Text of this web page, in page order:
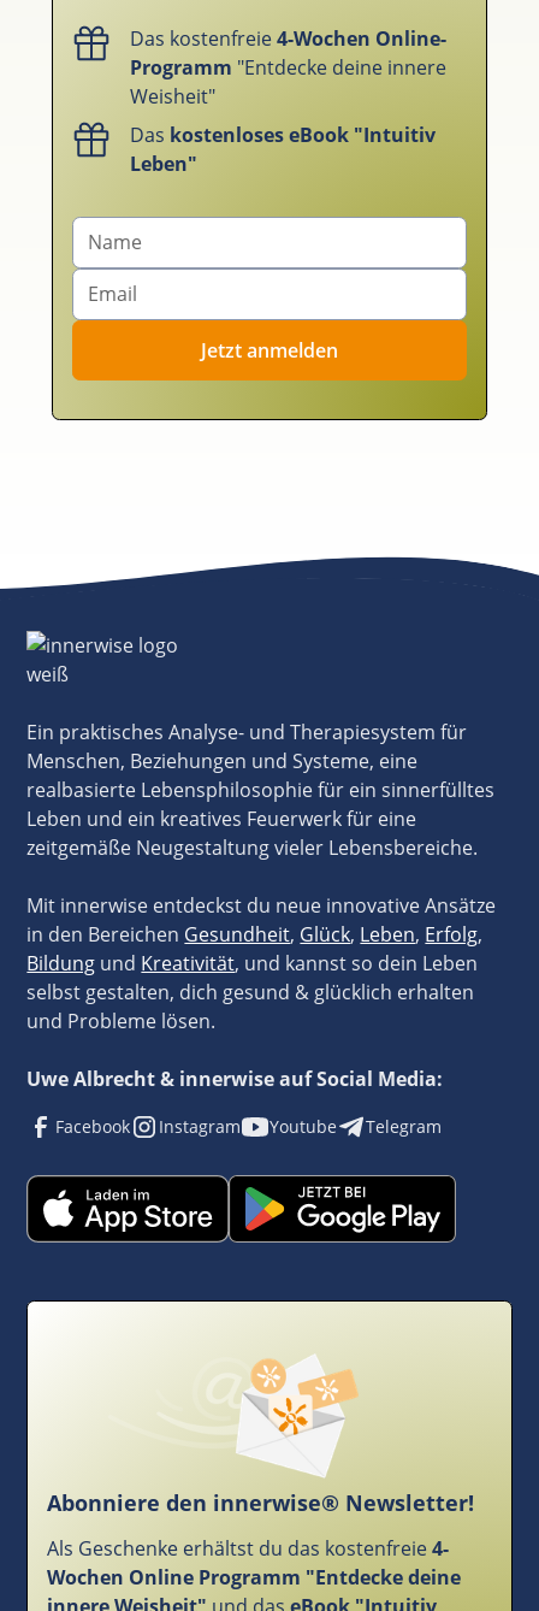
Das kostenfreie4-Wochen Online-
Programm "Entdecke deine innere
Weisheit"
Das kostenloses eBook "Intuitiv
Leben"
Ein praktisches Analyse- und Therapiesystem für
Menschen, Beziehungen und Systeme, eine
realbasierte Lebensphilosophie für ein sinnerfülltes
Leben und ein kreatives Feuerwerk für eine
zeitgemäße Neugestaltung vieler Lebensbereiche.
Mit innerwise entdeckst du neue innovative Ansätze
in den Bereichen Gesundheit, Glück, Leben, Erfolg,
Bildung und Kreativität, und kannst so dein Leben
selbst gestalten, dich gesund & glücklich erhalten
und Probleme lösen.
Uwe Albrecht & innerwise auf Social Media:
Facebook Instagram Youtube Telegram
Abonniere den innerwise® Newsletter!
Als Geschenke erhältst du das kostenfreie4-
Wochen Online Programm "Entdecke deine
innere Weisheit" und das eBook "Intuitiv